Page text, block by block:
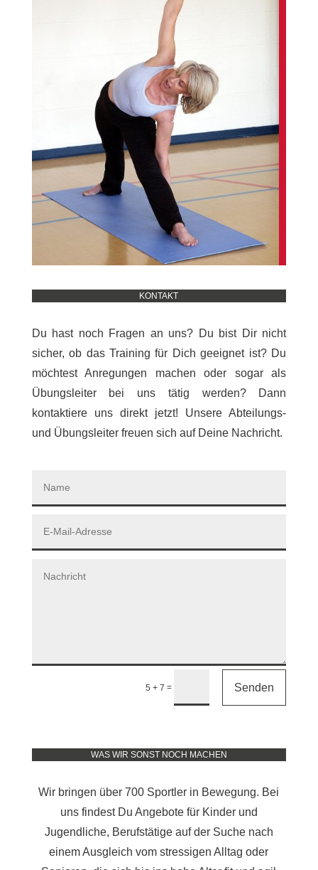
KONTAKT
Du hast noch Fragen an uns? Du bist Dir nicht
sicher, ob das Training für Dich geeignet ist? Du
möchtest Anregungen machen oder sogar als
Übungsleiter bei uns tätig werden? Dann
kontaktiere uns direkt jetzt! Unsere Abteilungs-
und Übungsleiter freuen sich auf Deine Nachricht.
5 + 7 = Senden
WAS WIR SONST NOCH MACHEN
Wir bringen über 700 Sportler in Bewegung. Bei
uns findest Du Angebote für Kinder und
Jugendliche, Berufstätige auf der Suche nach
einem Ausgleich vom stressigen Alltag oder